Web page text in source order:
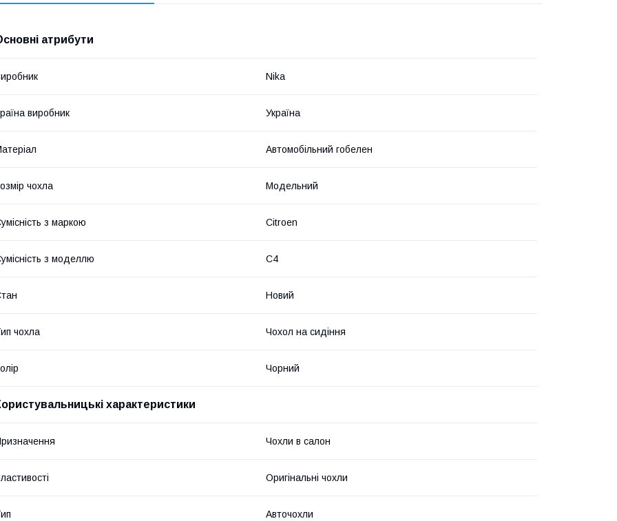
атрибути
Nika
виробник Україна
Автомобільний гобелен
чохла Модельний
з маркою Citroen
з моделлю C4
Новий
чохла Чохол на сидіння
Чорний
характеристики
Чохли в салон
Оригінальні чохли
Авточохли